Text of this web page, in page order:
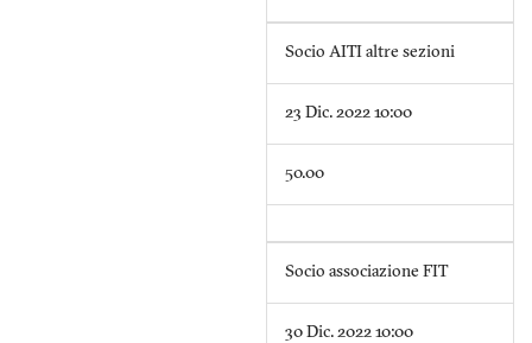
Socio AITI altre sezioni
23 Dic. 2022 10:00
50.00
Socio associazione FIT
30 Dic. 2022 10:00